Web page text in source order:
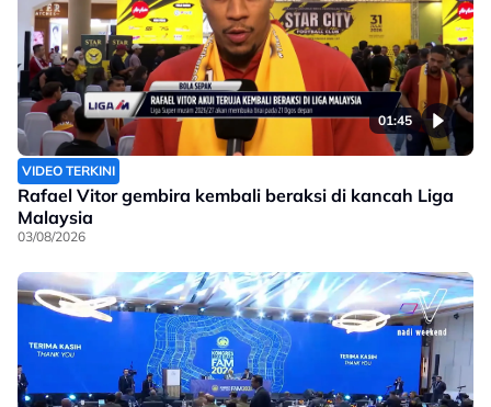
01:45
VIDEO TERKINI
Rafael Vitor gembira kembali beraksi di kancah Liga
Malaysia
03/08/2026